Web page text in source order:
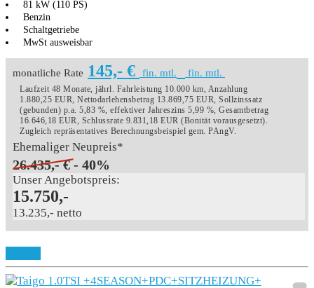
81 kW (110 PS)
Benzin
Schaltgetriebe
MwSt ausweisbar
monatliche Rate 145,- € fin. mtl. fin. mtl.
Laufzeit 48 Monate, jährl. Fahrleistung 10.000 km, Anzahlung
1.880,25 EUR, Nettodarlehensbetrag 13.869,75 EUR, Sollzinssatz
(gebunden) p.a. 5,83 %, effektiver Jahreszins 5,99 %, Gesamtbetrag
16.646,18 EUR, Schlussrate 9.831,18 EUR (Bonität vorausgesetzt).
Zugleich repräsentatives Berechnungsbeispiel gem. PAngV.
Ehemaliger Neupreis*
26.435,- € - 40%
Unser Angebotspreis:
15.750,-
13.235,- netto